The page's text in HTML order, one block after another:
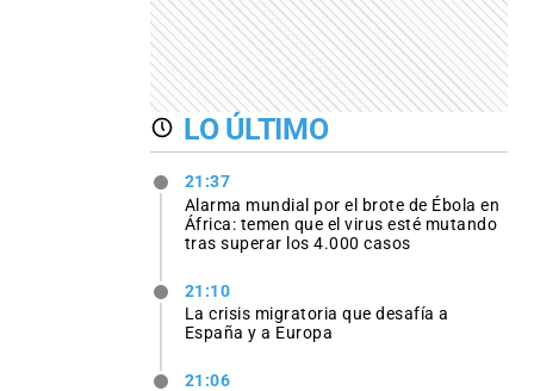
LO ÚLTIMO
21:37
Alarma mundial por el brote de Ébola en
África: temen que el virus esté mutando
tras superar los 4.000 casos
21:10
La crisis migratoria que desafía a
España y a Europa
21:06